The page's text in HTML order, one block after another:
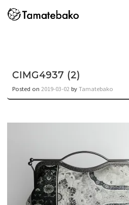
CIMG4937 (2)
Posted on 2019-03-02 byTamatebako